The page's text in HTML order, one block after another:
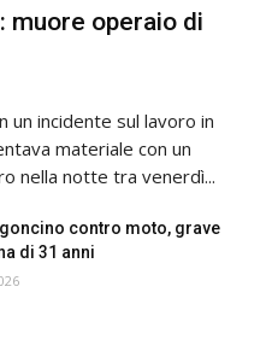
muore operaio di
un incidente sul lavoro in
materiale con un
nella notte tra venerdì...
contro moto, grave
di 31 anni